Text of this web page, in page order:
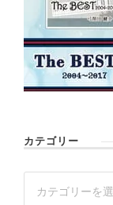
カテゴリー